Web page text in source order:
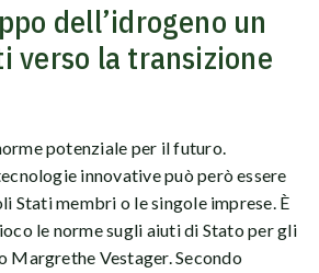
dell’idrogeno un
verso la transizione
potenziale per il futuro.
innovative può però essere
Stati membri o le singole imprese. È
le norme sugli aiuti di Stato per gli
Margrethe Vestager. Secondo